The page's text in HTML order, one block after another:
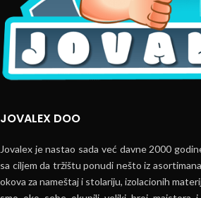
JOVALEX DOO
Jovalex je nastao sada već davne 2000
sa ciljem da tržištu ponudi nešto iz
okova za nameštaj i stolariju, izolacionih